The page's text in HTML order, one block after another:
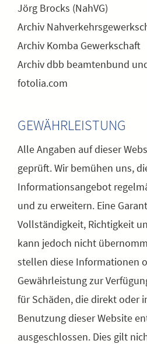
Jörg Brocks (NahVG)
Archiv
Archiv Komba Gewerkschaft
Archiv dbb beamtenbund
fotolia.com
GEWÄHRLEISTUNG
Alle Angaben auf dieser
geprüft. Wir bemühen uns,
Informationsangebot
und zu erweitern. Eine
Vollständigkeit, Richtigkeit
kann jedoch nicht
stellen diese Informationen
Gewährleistung zur
für Schäden, die direkt oder
Benutzung dieser Website
ausgeschlossen. Dies gilt